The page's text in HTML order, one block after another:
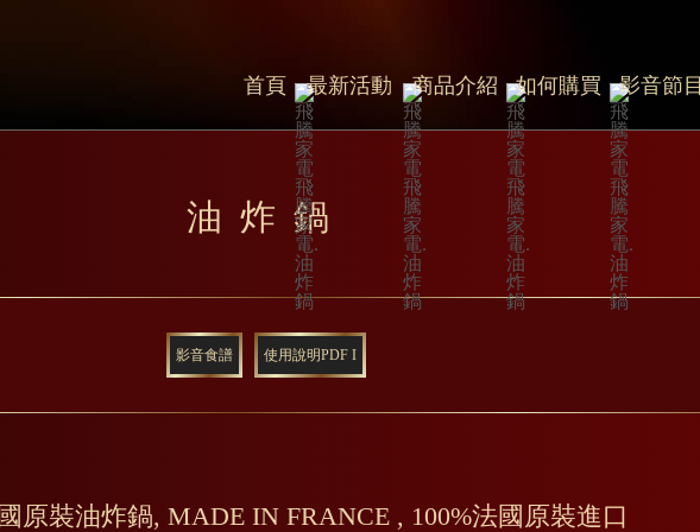
首頁 最新活動 商品介紹 如何購買 影音節目
油炸鍋
影音食譜 使用說明PDF I
原裝油炸鍋, MADE IN FRANCE , 100%法國原裝進口